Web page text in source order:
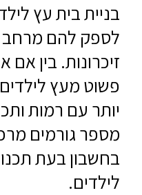
בניית בית עץ
לספק להם מרחב
זיכרונות. בין
פשוט מעץ
יותר עם רמות
מספר גורמים
בחשבון בעת
לילדים.